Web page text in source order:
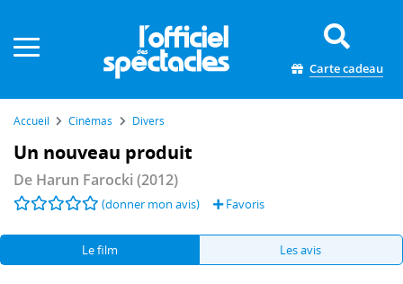
Carte cadeau
Accueil Cinémas Divers
Un nouveau produit
De Harun Farocki (2012)
(donner mon avis) Favoris
Le film Les avis